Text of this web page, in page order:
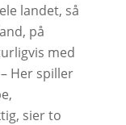
landet, så
på
med
Her spiller
sier to